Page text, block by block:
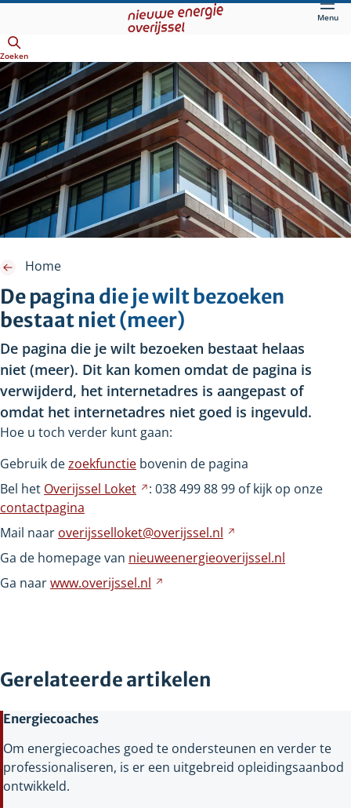
hoofdinhoud
Menu
Zoeken
De pagina die je wilt bezoeken
bestaat niet (meer)
Home
De pagina die je wilt bezoeken bestaat helaas
niet (meer). Dit kan komen omdat de pagina is
verwijderd, het internetadres is aangepast of
omdat het internetadres niet goed is ingevuld.
Hoe u toch verder kunt gaan:
Gebruik dezoekfunctie bovenin de pagina
Bel het Overijssel Loket
Verwijst
een
andere
website
: 0384998899 of kijk op onze
contactpagina
Mail naar overijsselloket@overijssel.nl
naar
een
Ga de homepage van nieuweenergieoverijssel.nl
Ga naarwww.overijssel.nl
Gerelateerde artikelen
Energiecoaches
Om energiecoaches goed te ondersteunen en verder te
professionaliseren, is er een uitgebreid opleidingsaanbod
ontwikkeld.